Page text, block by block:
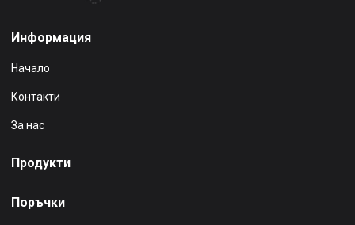
Информация
Начало
Контакти
За нас
Продукти
Поръчки